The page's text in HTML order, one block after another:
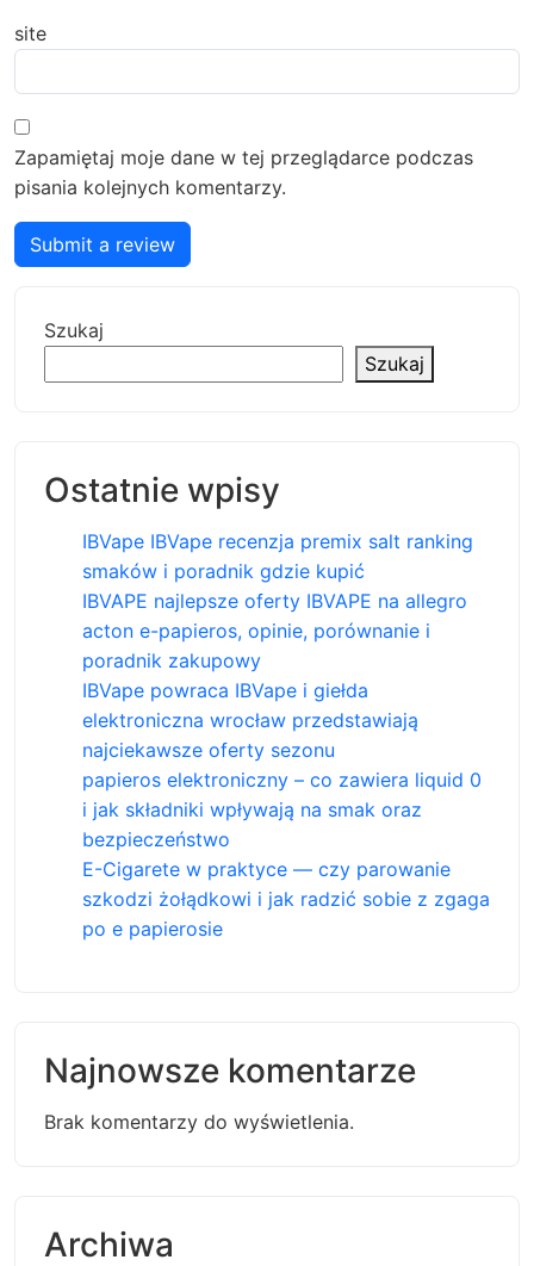
site
Zapamiętaj moje dane w tej przeglądarce podczas
pisania kolejnych komentarzy.
Submit a review
Szukaj
Szukaj
Ostatnie wpisy
IBVape IBVape recenzja premix salt ranking
smaków i poradnik gdzie kupić
IBVAPE najlepsze oferty IBVAPE na allegro
acton e-papieros, opinie, porównanie i
poradnik zakupowy
IBVape powraca IBVape i giełda
elektroniczna wrocław przedstawiają
najciekawsze oferty sezonu
papieros elektroniczny – co zawiera liquid 0
i jak składniki wpływają na smak oraz
bezpieczeństwo
E-Cigarete w praktyce — czy parowanie
szkodzi żołądkowi i jak radzić sobie z zgaga
po e papierosie
Najnowsze komentarze
Brak komentarzy do wyświetlenia.
Archiwa